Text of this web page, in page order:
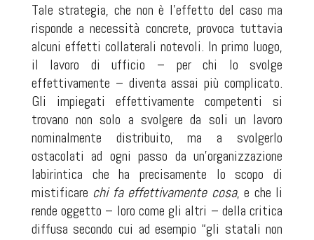
Tale strategia, che non è l'effetto del caso ma
risponde a necessità concrete, provoca tuttavia
alcuni effetti collaterali notevoli. In primo luogo,
il lavoro di ufficio – per chi lo svolge
effettivamente – diventa assai più complicato.
Gli impiegati effettivamente competenti si
trovano non solo a svolgere da soli un lavoro
nominalmente distribuito, ma a svolgerlo
ostacolati ad ogni passo da un'organizzazione
labirintica che ha precisamente lo scopo di
mistificare chi fa effettivamente cosa, e che li
rende oggetto – loro come gli altri – della critica
diffusa secondo cui ad esempio “gli statali non